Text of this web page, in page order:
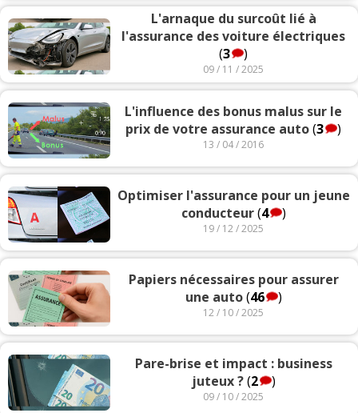
L'arnaque du surcoût lié à
l'assurance des voiture électriques
(3 )
09 / 11 / 2025
L'influence des bonus malus sur le
prix de votre assurance auto(3 )
13 / 04 / 2016
Optimiser l'assurance pour un jeune
conducteur(4 )
19 / 12 / 2025
Papiers nécessaires pour assurer
une auto(46 )
12 / 10 / 2025
Pare-brise et impact : business
juteux ?(2 )
09 / 10 / 2025